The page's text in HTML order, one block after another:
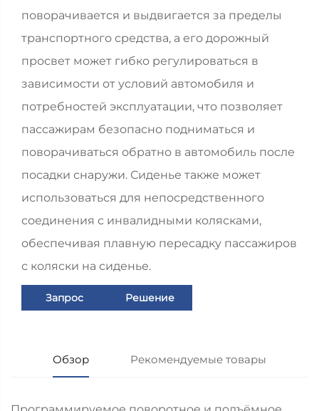
поворачивается и выдвигается за пределы
транспортного средства, а его дорожный
просвет может гибко регулироваться в
зависимости от условий автомобиля и
потребностей эксплуатации, что позволяет
пассажирам безопасно подниматься и
поворачиваться обратно в автомобиль после
посадки снаружи. Сиденье также может
использоваться для непосредственного
соединения с инвалидными колясками,
обеспечивая плавную пересадку пассажиров
с коляски на сиденье.
Запрос Решение
Обзор Рекомендуемые товары